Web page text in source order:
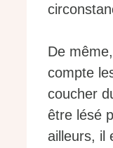
De
compte
coucher
être lésé
ailleurs, il